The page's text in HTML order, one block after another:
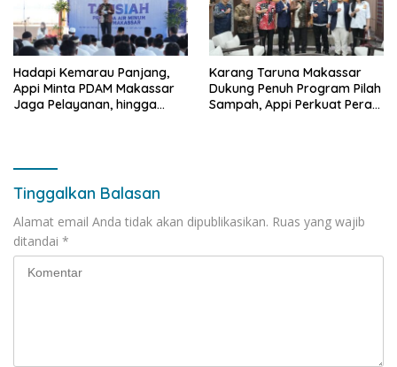
Hadapi Kemarau Panjang,
Appi Minta PDAM Makassar
Jaga Pelayanan, hingga
Karang Taruna Makassar
Dukung Penuh Program Pilah
Sampah, Appi Perkuat Peran
Tinggalkan Balasan
Alamat email Anda tidak akan dipublikasikan. Ruas yang wajib
ditandai *